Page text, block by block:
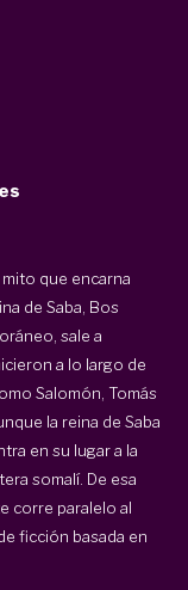
que encarna
de Saba, Bos
sale a
a lo largo de
Salomón, Tomás
la reina de Saba
en su lugar a la
somalí. De esa
corre paralelo al
ficción basada en